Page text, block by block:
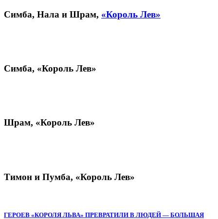
Симба, Нала и Шрам, «Король Лев»
Симба, «Король Лев»
Шрам, «Король Лев»
Тимон и Пумба, «Король Лев»
ГЕРОЕВ «КОРОЛЯ ЛЬВА» ПРЕВРАТИЛИ В ЛЮДЕЙ — БОЛЬШАЯ